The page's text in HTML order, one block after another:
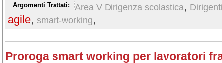
Argomenti Trattati: Area V Dirigenza scolastica,
agile, smart-working,
Proroga smart working per lavoratori